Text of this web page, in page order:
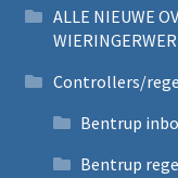
ALLE NIEUWE
Controllers/
Bentrup
Bentrup